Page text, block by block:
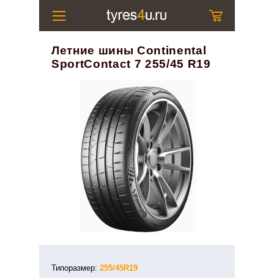
Летние шины Continental
SportContact 7 255/45 R19
Типоразмер: 255/45R19